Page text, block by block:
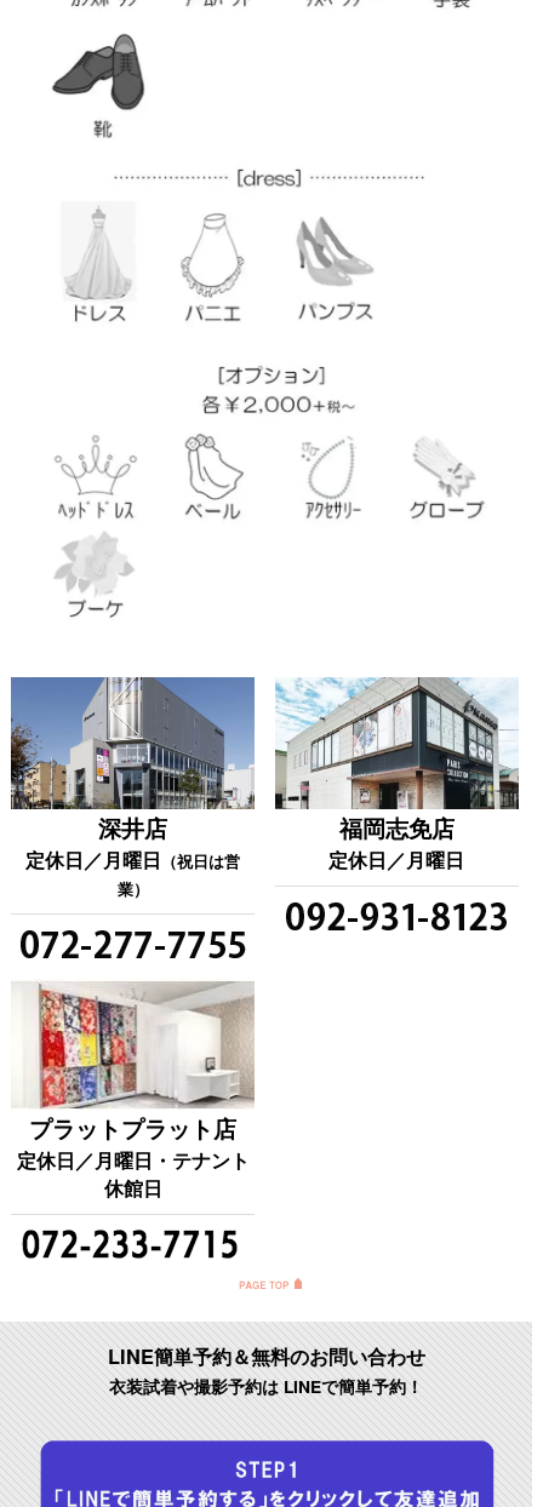
深井店
定休日／月曜日 （祝日は営
業）
福岡志免店
定休日／月曜日
プラットプラット店
定休日／月曜日・テナント
休館日
LINE簡単予約＆無料のお問い合わせ
衣装試着や撮影予約は LINEで簡単予約！